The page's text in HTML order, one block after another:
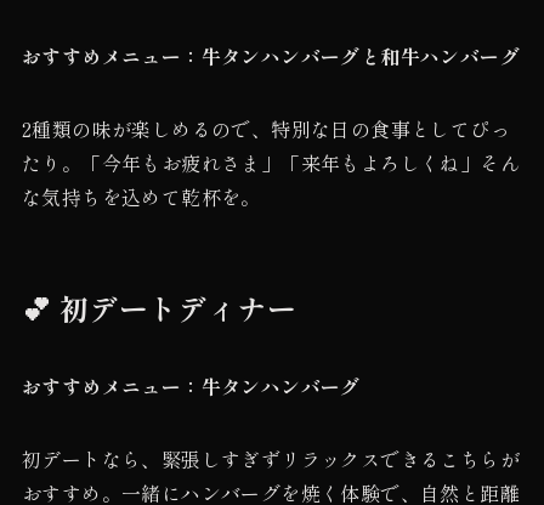
おすすめメニュー：牛タンハンバーグと和牛ハンバーグ
2種類の味が楽しめるので、特別な日の食事としてぴっ
たり。「今年もお疲れさま」「来年もよろしくね」そん
な気持ちを込めて乾杯を。
💕 初デートディナー
おすすめメニュー：牛タンハンバーグ
初デートなら、緊張しすぎずリラックスできるこちらが
おすすめ。一緒にハンバーグを焼く体験で、自然と距離